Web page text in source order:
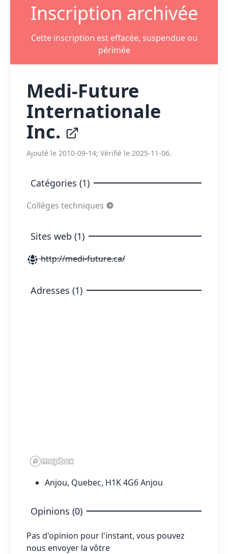
Inscription archivée
Cette inscription est effacée, suspendue ou
périmée
Medi-Future
Internationale
Inc.
Ajouté le 2010-09-14; Vérifié le 2025-11-06.
Catégories (1)
Collèges techniques
Sites web (1)
http://medi-future.ca/
Adresses (1)
Anjou, Quebec, H1K 4G6 Anjou
Opinions (0)
Pas d'opinion pour l'instant, vous pouvez
nous envoyer la vôtre